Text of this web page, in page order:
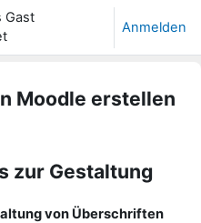
Gast
Anmelden
Moodle erstellen
zur Gestaltung
von Überschriften